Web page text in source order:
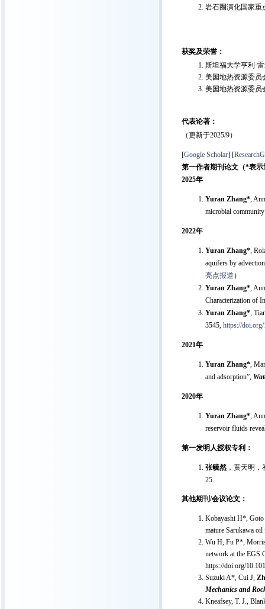
岩石圈演化国家重
获奖及荣誉：
斯坦福大学亨利·雷
美国地热资源委员
美国地热资源委员
代表论著：
（更新于2025/9）
[Google Scholar] [
第一作者期刊论文（*表示
2025年
Yuran Zhang*,
microbial
2022年
Yuran Zhang*,
aquifers by
亮点报道 ）
Yuran Zhang*,
Characterization of
Yuran Zhang*,
3545, https://
2021年
Yuran Zhang*,
and adsorption”,
2020年
Yuran Zhang*,
reservoir fluids
第一发明人授权专利：
张毓然 ，黄天明
25.
其他期刊/会议论文：
Kobayashi H*,
mature Sarukawa
Wu H, Fu P*,
network at the EGS
https://doi.org/
Suzuki A*, Cui J,
Mechanics and
Kneafsey, T. J.,